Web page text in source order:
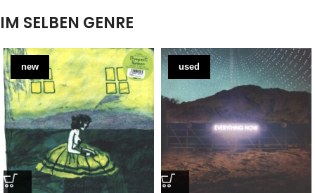
IM SELBEN GENRE
new used